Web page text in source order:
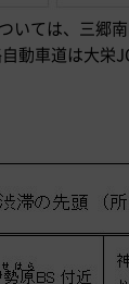
ては、三郷
動車道は大栄